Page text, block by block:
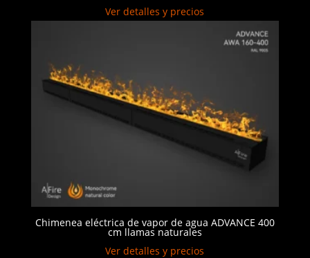
Ver detalles y precios
Chimenea eléctrica de vapor de agua ADVANCE 400
cm llamas naturales
Ver detalles y precios